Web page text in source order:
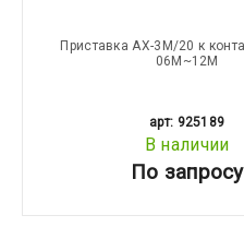
Приставка AX-3M/20 к
06M~12M
арт: 925189
В наличии
По запросу